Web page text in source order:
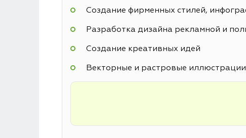
Создание фирменных стилей,
Разработка дизайна рекламной и
Создание креативных идей
Векторные и растровые иллюстрации